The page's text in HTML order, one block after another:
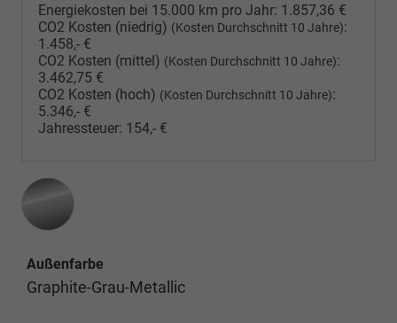
Energiekosten bei 15.000 km pro Jahr: 1.857,36 €
CO2 Kosten (niedrig) (Kosten Durchschnitt 10 Jahre):
1.458,- €
CO2 Kosten (mittel) (Kosten Durchschnitt 10 Jahre):
3.462,75 €
CO2 Kosten (hoch) (Kosten Durchschnitt 10 Jahre):
5.346,- €
Jahressteuer: 154,- €
Außenfarbe
Graphite-Grau-Metallic